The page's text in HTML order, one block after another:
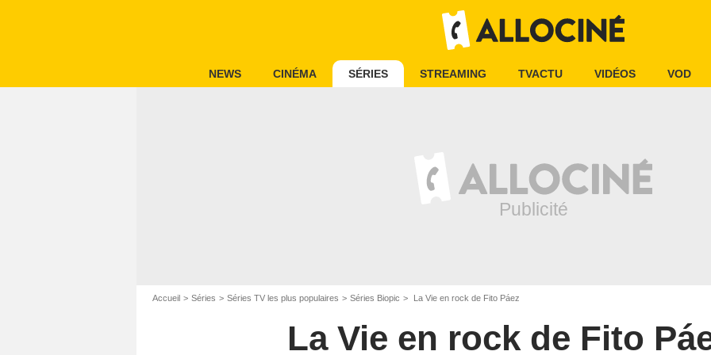
NEWS CINÉMA SÉRIES STREAMING TVACTU VIDÉOS VOD
Accueil Séries Séries TV les plus populaires Séries Biopic La Vie en rock de Fito Páez
La Vie en rock de Fito